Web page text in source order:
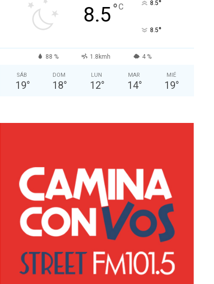
8.5°C 8.5°
8.5°
88 % 1.8kmh 4 %
SÁB
19°
DOM
18°
LUN
12°
MAR
14°
MIÉ
19°